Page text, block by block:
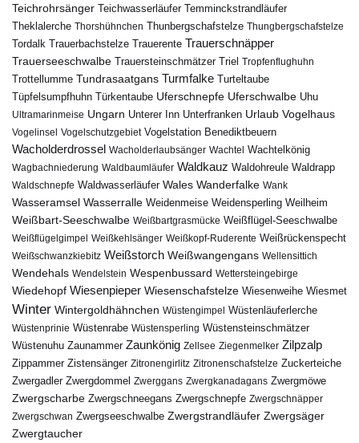
Teichrohrsänger Teichwasserläufer Temminckstrandläufer
Theklalerche Thorshühnchen Thunbergschafstelze Thungbergschafstelze
Tordalk Trauerbachstelze Trauerente Trauerschnäpper
Trauerseeschwalbe Trauersteinschmätzer Triel Tropfenflughuhn
Trottellumme Tundrasaatgans Turmfalke Turteltaube
Tüpfelsumpfhuhn
Türkentaube Uferschnepfe Uferschwalbe Uhu
Ultramarinmeise Ungarn Unterer Inn Unterfranken Urlaub Vogelhaus
Vogelinsel Vogelschutzgebiet Vogelstation Benediktbeuern
Wacholderdrossel Wacholderlaubsänger Wachtel Wachtelkönig
Wagbachniederung Waldbaumläufer Waldkauz Waldohreule Waldrapp
Waldschnepfe Waldwasserläufer Wales Wanderfalke Wank
Wasseramsel Wasserralle Weidenmeise Weidensperling Weilheim
Weißbart-Seeschwalbe Weißbartgrasmücke Weißflügel-Seeschwalbe
Weißflügelgimpel Weißkehlsänger Weißkopf-Ruderente Weißrückenspecht
Weißschwanzkiebitz Weißstorch Weißwangengans Wellensittich
Wendehals Wendelstein Wespenbussard Wettersteingebirge
Wiedehopf Wiesenpieper Wiesenschafstelze Wiesenweihe Wiesmet
Winter Wintergoldhähnchen Wüstengimpel Wüstenläuferlerche
Wüstenprinie Wüstenrabe Wüstensperling Wüstensteinschmätzer
Wüstenuhu Zaunammer Zaunkönig Zellsee Ziegenmelker Zilpzalp
Zippammer Zistensänger Zitronengirlitz Zitronenschafstelze Zuckerteiche
Zwergadler Zwergdommel Zwerggans Zwergkanadagans Zwergmöwe
Zwergscharbe Zwergschneegans Zwergschnepfe Zwergschnäpper
Zwergschwan Zwergseeschwalbe Zwergstrandläufer Zwergsäger
Zwergtaucher